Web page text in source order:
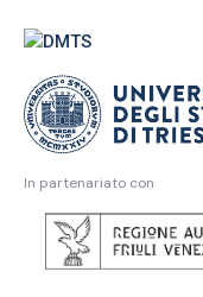
In partenariato con